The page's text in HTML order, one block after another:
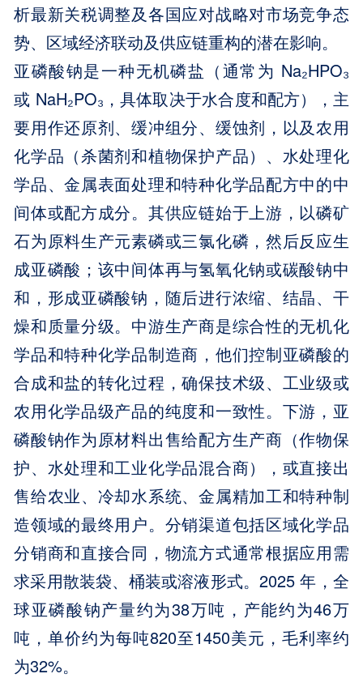
析最新关税调整及各国应对战略对市场竞争态
势、区域经济联动及供应链重构的潜在影响。
亚磷酸钠是一种无机磷盐（通常为 Na₂HPO₃
或 NaH₂PO₃，具体取决于水合度和配方），主
要用作还原剂、缓冲组分、缓蚀剂，以及农用
化学品（杀菌剂和植物保护产品）、水处理化
学品、金属表面处理和特种化学品配方中的中
间体或配方成分。其供应链始于上游，以磷矿
石为原料生产元素磷或三氯化磷，然后反应生
成亚磷酸；该中间体再与氢氧化钠或碳酸钠中
和，形成亚磷酸钠，随后进行浓缩、结晶、干
燥和质量分级。中游生产商是综合性的无机化
学品和特种化学品制造商，他们控制亚磷酸的
合成和盐的转化过程，确保技术级、工业级或
农用化学品级产品的纯度和一致性。下游，亚
磷酸钠作为原材料出售给配方生产商（作物保
护、水处理和工业化学品混合商），或直接出
售给农业、冷却水系统、金属精加工和特种制
造领域的最终用户。分销渠道包括区域化学品
分销商和直接合同，物流方式通常根据应用需
求采用散装袋、桶装或溶液形式。2025 年，全
球亚磷酸钠产量约为38万吨，产能约为46万
吨，单价约为每吨820至1450美元，毛利率约
为32%。